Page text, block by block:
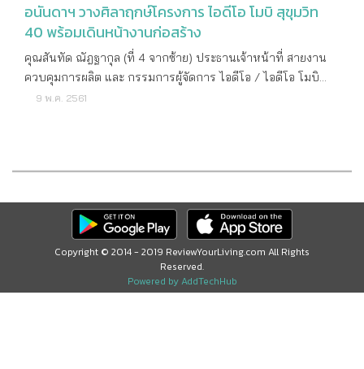
อนันดาฯ วางศิลาฤกษ์โครงการ ไอดีโอ โมบิ สุขุมวิท
40 พร้อมเดินหน้างานก่อสร้าง
คุณสันทัด ณัฎฐากุล (ที่ 4 จากซ้าย) ประธานเจ้าหน้าที่ สายงาน
ควบคุมการผลิต และ กรรมการผู้จัดการ ไอดีโอ / ไอดีโอ โมบิ
เป็นประธานในพิธีวางศิลาฤกษ์งานก่อสร้างโครงการ ไอดีโอ โมบิ
(มหาชน) ร่วมกับ คุณธงชัย เตชะเสาวภาคย์ (ที่ 3 จากขวา) ผู้
และพนักงาน ร่วมพิธีเพื่อความเป็นสิริมงคลต่อโครงการและผู้อยู่
คอนโดมิเนียมแบบ Low Rise สูง 8 ชั้น จำนวน 2 อาคาร ตั้งอยู่บน
ทำเลศักยภาพใจกลางเมือง บน ซอย สุขุมวิท 40 เดินทางสะดวก
สบาย ทั้งสามารถเชื่อมต่อถนนสุขุมวิทและถนนพระราม4 ได้อย่าง
9 พ.ค. 2561
Copyright © 2014 - 2019 ReviewYourLiving.com All Rights
Reserved.
Powered by AddTechHub